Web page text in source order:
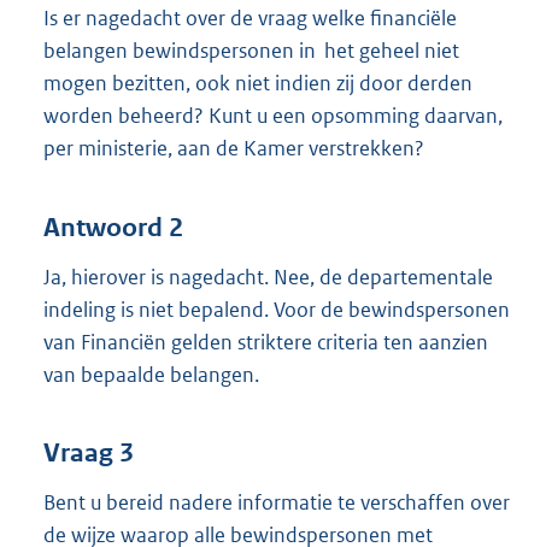
Is er nagedacht over de vraag welke financiële
belangen bewindspersonen in het geheel niet
mogen bezitten, ook niet indien zij door derden
worden beheerd? Kunt u een opsomming daarvan,
per ministerie, aan de Kamer verstrekken?
Antwoord 2
Ja, hierover is nagedacht. Nee, de departementale
indeling is niet bepalend. Voor de bewindspersonen
van Financiën gelden striktere criteria ten aanzien
van bepaalde belangen.
Vraag 3
Bent u bereid nadere informatie te verschaffen over
de wijze waarop alle bewindspersonen met